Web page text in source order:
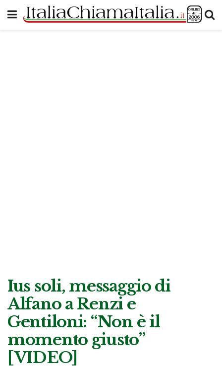
Ius soli, messaggio di
Alfano a Renzi e
Gentiloni: “Non è il
momento giusto”
[VIDEO]